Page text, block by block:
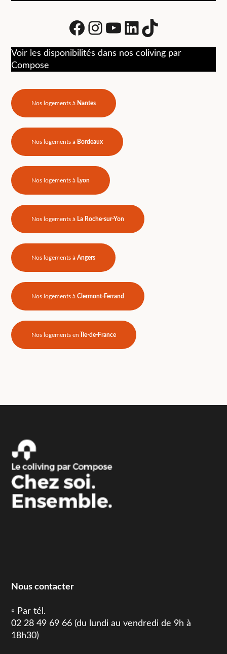
Facebook
Instagram
Youtube
LinkedIn
tiktok
Voir les disponibilités dans nos coliving par
Compose
Nos logements à Nantes
Nos logements à Bordeaux
Nos logements à Lyon
Nos logements à La Roche-sur-Yon
Nos logements àAngers
Nos logements àClermont-Ferrand
Nos logements en Île-de-France
Nous contacter
▫️ Par tél.
02 28 49 69 66 (du lundi au vendredi de 9h à
18h30)